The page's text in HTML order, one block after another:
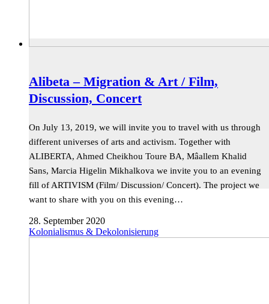
Alibeta – Migration & Art / Film,
Discussion, Concert
On July 13, 2019, we will invite you to travel with us through
different universes of arts and activism. Together with
ALIBERTA, Ahmed Cheikhou Toure BA, Mâallem Khalid
Sans, Marcia Higelin Mikhalkova we invite you to an evening
fill of ARTIVISM (Film/ Discussion/ Concert). The project we
want to share with you on this evening…
28. September 2020
Kolonialismus & Dekolonisierung